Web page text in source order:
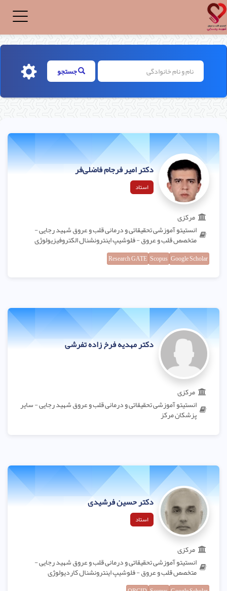
جستجو
دکتر امیر فرجام فاضلی‌فر
استاد
مرکزی
انستیتو آموزشی تحقیقاتی و درمانی قلب و عروق شهید رجایی -
متخصص قلب و عروق - فلوشیپ اینترونشنال الکتروفیزیولوژی
Google Scholar
Scopus
Research GATE
دکتر مهدیه فرخ زاده تفرشی
مرکزی
انستیتو آموزشی تحقیقاتی و درمانی قلب و عروق شهید رجایی - سایر
پزشکان مرکز
دکتر حسین فرشیدی
استاد
مرکزی
انستیتو آموزشی تحقیقاتی و درمانی قلب و عروق شهید رجایی -
متخصص قلب و عروق - فلوشیپ اینترونشنال کاردیولوژی